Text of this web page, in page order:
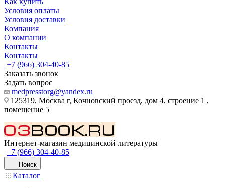
Условия оплаты
Условия доставки
Компания
О компании
Контакты
Контакты
+7 (966) 304-40-85
Заказать звонок
Задать вопрос
medpresstorg@yandex.ru
125319, Москва г, Кочновский проезд, дом 4, строение 1 ,
помещение 5
Интернет-магазин медицинской литературы
+7 (966) 304-40-85
Поиск
Каталог